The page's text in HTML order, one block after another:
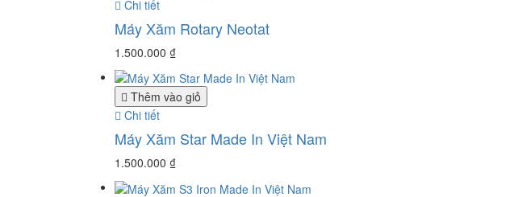
Chi tiết
Máy Xăm Rotary Neotat
1.500.000 ₫
Thêm vào giỏ
Chi tiết
Máy Xăm Star Made In Việt Nam
1.500.000 ₫